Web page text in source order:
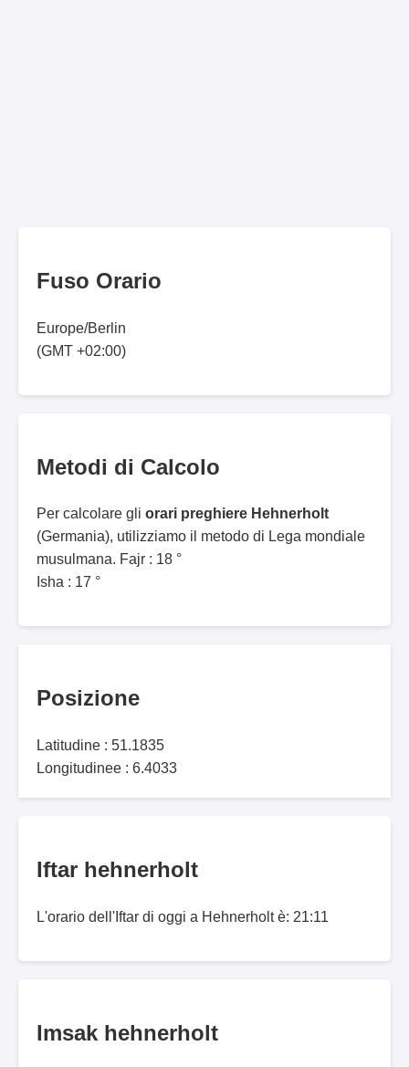
Fuso Orario
Europe/Berlin
(GMT +02:00)
Metodi di Calcolo
Per calcolare gli orari preghiere Hehnerholt
(Germania), utilizziamo il metodo di Lega mondiale
musulmana. Fajr : 18 °
Isha : 17 °
Posizione
Latitudine : 51.1835
Longitudinee : 6.4033
Iftar hehnerholt
L'orario dell'Iftar di oggi a Hehnerholt è: 21:11
Imsak hehnerholt